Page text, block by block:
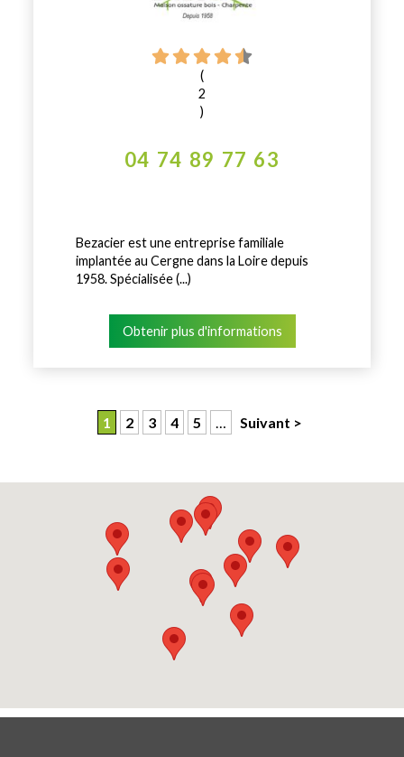
(
2
)
04 74 89 77 63
Bezacier est une entreprise familiale
implantée au Cergne dans la Loire depuis
1958. Spécialisée (...)
Obtenir plus d'informations
1 2 3 4 5 … Suivant >